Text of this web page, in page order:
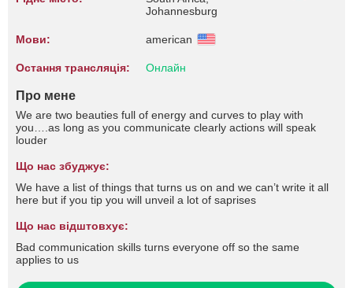
Johannesburg
Мови: american
Остання трансляція: Онлайн
Про мене
We are two beauties full of energy and curves to play with
you….as long as you communicate clearly actions will speak
louder
Що нас збуджує:
We have a list of things that turns us on and we can’t write it all
here but if you tip you will unveil a lot of saprises
Що нас відштовхує:
Bad communication skills turns everyone off so the same
applies to us